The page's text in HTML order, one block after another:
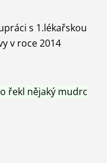
s 1.lékařskou
v roce 2014
řekl nějaký mudrc